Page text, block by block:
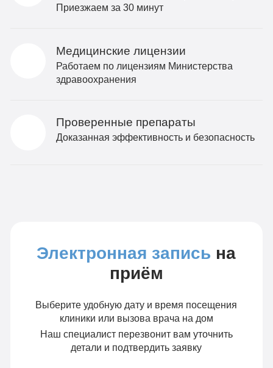
Приезжаем за 30 минут
Медицинские лицензии
Работаем по лицензиям Министерства
здравоохранения
Проверенные препараты
Доказанная эффективность и безопасность
Электронная запись на
приём
Выберите удобную дату и время посещения
клиники или вызова врача на дом
Наш специалист перезвонит вам уточнить
детали и подтвердить заявку